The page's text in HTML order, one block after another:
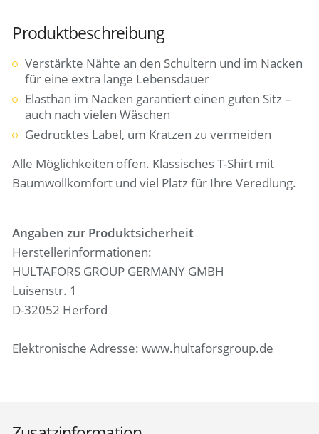
Produktbeschreibung
Verstärkte Nähte an den Schultern und im Nacken
für eine extra lange Lebensdauer
Elasthan im Nacken garantiert einen guten Sitz –
auch nach vielen Wäschen
Gedrucktes Label, um Kratzen zu vermeiden
Alle Möglichkeiten offen. Klassisches T-Shirt mit
Baumwollkomfort und viel Platz für Ihre Veredlung.
Angaben zur Produktsicherheit
Herstellerinformationen:
HULTAFORS GROUP GERMANY GMBH
Luisenstr. 1
D-32052 Herford
Elektronische Adresse: www.hultaforsgroup.de